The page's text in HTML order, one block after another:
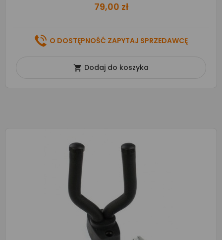
79,00 zł
O DOSTĘPNOŚĆ ZAPYTAJ SPRZEDAWCĘ
 Dodaj do koszyka